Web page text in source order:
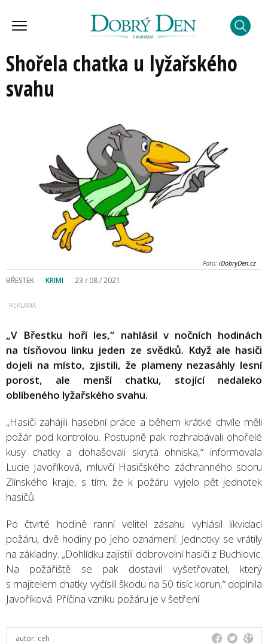
Shořela chatka u lyžařského
svahu
Foto: iDobryDen.cz
BŘESTEK KRIMI 23 / 08 / 2021
„V Břestku hoří les,“ nahlásil v nočních hodinách
na tísňovou linku jeden ze svědků. Když ale hasiči
dojeli na místo, zjistili, že plameny nezasáhly lesní
porost, ale menší chatku, stojící nedaleko
oblíbeného lyžařského svahu.
„Hasiči zahájili hasební práce a během krátké chvíle měli
požár pod kontrolou. Postupně pak rozhrabávali ohořelé
kusy chatky a dohašovali skrytá ohniska,“ informovala
Lucie Javoříková, mluvčí Hasičského záchranného sboru
Zlínského kraje, s tím, že k požáru vyjelo pět jednotek
hasičů.
Po čtvrté hodině ranní velitel zásahu vyhlásil likvidaci
požáru, dvě hodiny po jeho oznámení. Jednotky se vrátily
na základny. „Dohlídku zajistili dobrovolní hasiči z Buchlovic.
Na požářiště se pak dostavil vyšetřovatel, který
s majitelem chatky vyčíslil škodu na 50 tisíc korun,“ doplnila
Javoříková. Příčina vzniku požáru je v šetření.
autor: ceh